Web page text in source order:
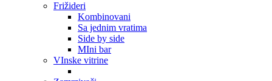
Frižideri
Kombinovani
Sa jednim vratima
Side by side
MIni bar
VInske vitrine